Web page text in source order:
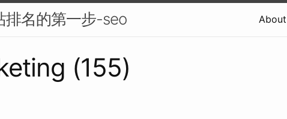
排名的第一步-seo About
(155)